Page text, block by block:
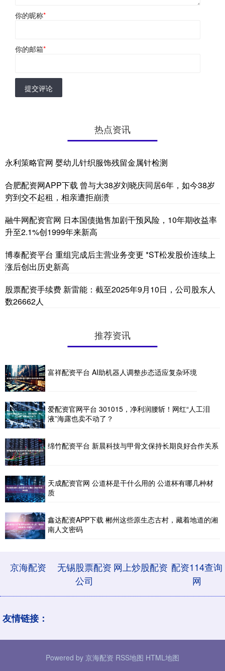
你的昵称*
你的邮箱*
提交评论
热点资讯
永利策略官网 婴幼儿针织服饰残留金属针检测
合肥配资网APP下载 曾与大38岁刘晓庆同居6年，如今38岁
穷到交不起租，相亲遭拒崩溃
融牛网配资官网 日本国债抛售加剧干预风险，10年期收益率
升至2.1%创1999年来新高
博泰配资平台 重组完成后主营业务变更 *ST松发股价连续上
涨后创出历史新高
股票配资手续费 新雷能：截至2025年9月10日，公司股东人
数26662人
推荐资讯
富祥配资平台 AI助机器人调整步态适应复杂环境
爱配资官网平台 301015，净利润腰斩！网红“人工泪
液”海露也卖不动了？
绵竹配资平台 新晨科技与甲骨文保持长期良好合作关系
天成配资官网 公道杯是干什么用的 公道杯有哪几种材
质
鑫达配资APP下载 郴州这些原生态古村，藏着地道的湘
南人文密码
京海配资
无锡股票配资
公司
网上炒股配资 配资114查询
网
友情链接：
Powered by 京海配资 RSS地图 HTML地图